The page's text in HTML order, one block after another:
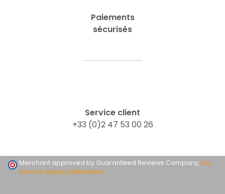
Paiements
sécurisés
Service client
+33 (0)2 47 53 00 26
Merchant approved by Guaranteed Reviews Company,clic
here to display attestation.